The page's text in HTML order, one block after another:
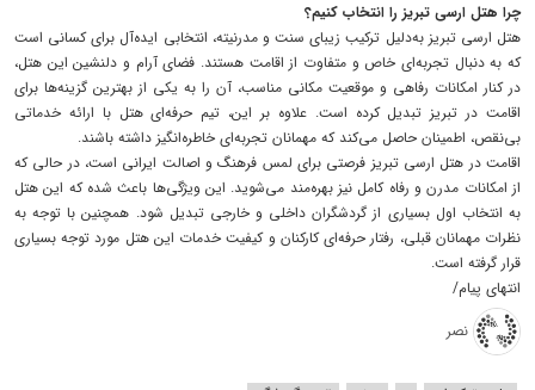
چرا هتل ارسی تبریز را انتخاب کنیم؟
هتل ارسی تبریز به‌دلیل ترکیب زیبای سنت و مدرنیته، انتخابی ایده‌آل برای کسانی است
که به دنبال تجربه‌ای خاص و متفاوت از اقامت هستند. فضای آرام و دلنشین این هتل،
در کنار امکانات رفاهی و موقعیت مکانی مناسب، آن را به یکی از بهترین گزینه‌ها برای
اقامت در تبریز تبدیل کرده است. علاوه بر این، تیم حرفه‌ای هتل با ارائه خدماتی
بی‌نقص، اطمینان حاصل می‌کند که مهمانان تجربه‌ای خاطره‌انگیز داشته باشند.
اقامت در هتل ارسی تبریز فرصتی برای لمس فرهنگ و اصالت ایرانی است، در حالی که
از امکانات مدرن و رفاه کامل نیز بهره‌مند می‌شوید. این ویژگی‌ها باعث شده که این هتل
به انتخاب اول بسیاری از گردشگران داخلی و خارجی تبدیل شود. همچنین با توجه به
نظرات مهمانان قبلی، رفتار حرفه‌ای کارکنان و کیفیت خدمات این هتل مورد توجه بسیاری
قرار گرفته است.
انتهای پیام/
نصر